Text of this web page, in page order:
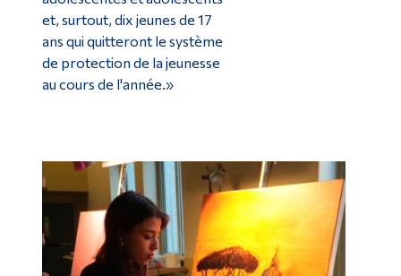
et, surtout, dix jeunes de 17
ans qui quitteront le système
de protection de la jeunesse
au cours de l'année.»